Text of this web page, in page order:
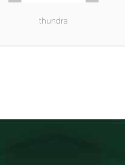
thundra